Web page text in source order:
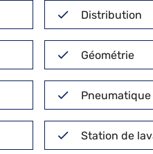
Distribution
Géométrie
Pneumatique
Station de